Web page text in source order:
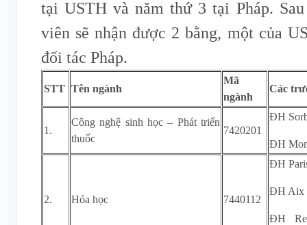
tại USTH và năm thứ 3 tại Pháp.
viên sẽ nhận được 2 bằng, một của
đối tác Pháp.
STT Tên ngành
Mã
ngành
Các
1.
Công nghệ sinh học – Phát triển
thuốc
7420201
ĐH
ĐH
2. Hóa học 7440112
ĐH
ĐH Aix
ĐH